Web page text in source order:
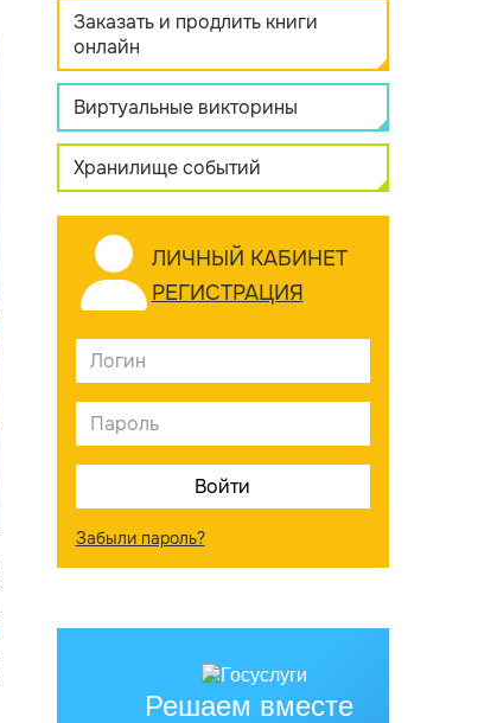
Заказать и продлить книги
онлайн
Виртуальные викторины
Хранилище событий
ЛИЧНЫЙ КАБИНЕТ
РЕГИСТРАЦИЯ
Забыли пароль?
Решаем вместе